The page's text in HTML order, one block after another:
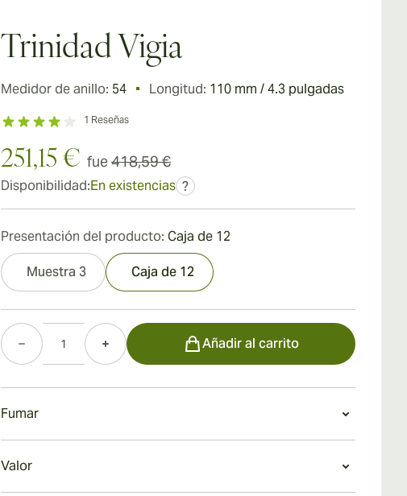
Trinidad Vigia
Medidor de anillo: 54 Longitud: 110 mm / 4.3 pulgadas
1 Reseñas
251,15 € fue418,59 €
Disponibilidad:En existencias ?
Presentación del producto: Caja de 12
Muestra 3 Caja de 12
Cantidad
Añadir al carrito
Fumar
Valor